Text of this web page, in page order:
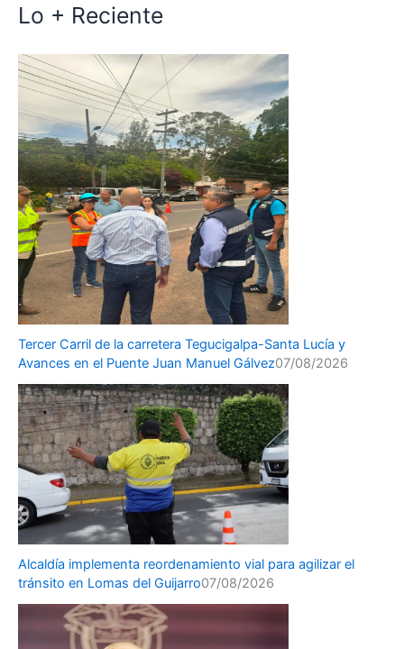
Lo + Reciente
Tercer Carril de la carretera Tegucigalpa-Santa Lucía y
Avances en el Puente Juan Manuel Gálvez07/08/2026
Alcaldía implementa reordenamiento vial para agilizar el
tránsito en Lomas del Guijarro07/08/2026